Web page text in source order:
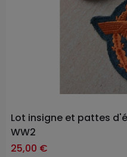
items
Lot insigne et pattes
WW2
25,00 €